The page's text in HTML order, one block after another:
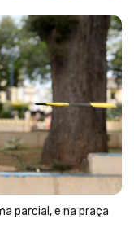
parcial, e na praça